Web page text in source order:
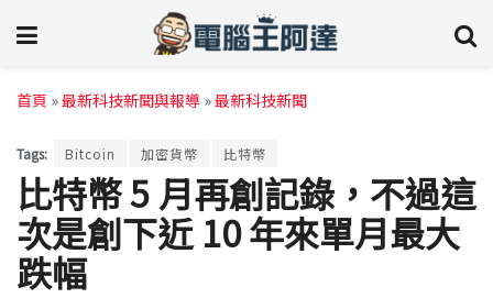
首頁 »最新科技新聞與報導 »最新科技新聞
Tags: Bitcoin 加密貨幣 比特幣
比特幣 5 月再創記錄，不過這
次是創下近 10 年來單月最大
跌幅